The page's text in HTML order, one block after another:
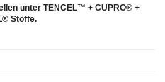
unter TENCEL™ + CUPRO® +
Stoffe.